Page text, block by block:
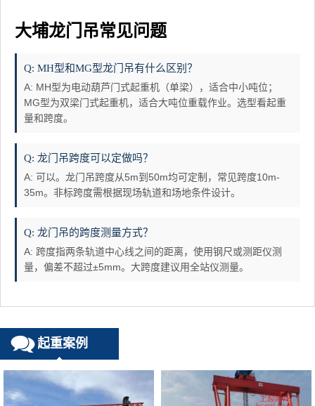
大埔龙门吊常见问题
Q: MH型和MG型龙门吊有什么区别？
A: MH型为电动葫芦门式起重机（单梁），适合中小吨位；
MG型为双梁门式起重机，适合大吨位重载作业。选型看起重
量和跨度。
Q: 龙门吊跨度可以定做吗？
A: 可以。龙门吊跨度从5m到50m均可定制，常见跨度10m-
35m。非标跨度需根据现场轨道和场地条件设计。
Q: 龙门吊的跨度测量方式？
A: 跨度指两条轨道中心线之间的距离，使用钢尺或测距仪测
量，偏差不超过±5mm。大跨度建议用全站仪测量。
起重案例